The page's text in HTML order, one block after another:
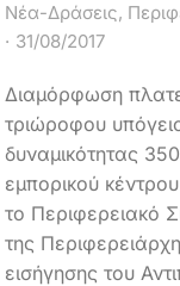
Νέα-Δράσεις,
31/08/2017
Διαμόρφωση
τριώροφου
δυναμικότητας
εμπορικού
το Περιφερειακό
της
εισήγησης του